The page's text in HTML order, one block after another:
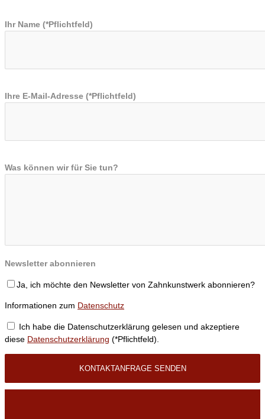
Ihr Name (*Pflichtfeld)
Ihre E-Mail-Adresse (*Pflichtfeld)
Was können wir für Sie tun?
Newsletter abonnieren
Ja, ich möchte den Newsletter von Zahnkunstwerk abonnieren?
Informationen zum Datenschutz
Ich habe die Datenschutzerklärung gelesen und akzeptiere
diese Datenschutzerklärung (*Pflichtfeld).